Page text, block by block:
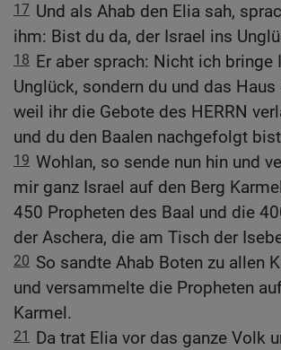
17 Und als Ahab den Elia sah,
ihm: Bist du da, der Israel ins
18 Er aber sprach: Nicht ich bringe
Unglück, sondern du und das Haus
weil ihr die Gebote des HERRN
und du den Baalen nachgefolgt
19 Wohlan, so sende nun hin und
mir ganz Israel auf den Berg
450 Propheten des Baal und die
der Aschera, die am Tisch der
20 So sandte Ahab Boten zu allen
und versammelte die Propheten
Karmel.
21
Da trat Elia vor das ganze Volk